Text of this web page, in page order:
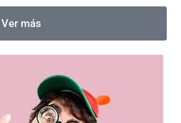
Ver más